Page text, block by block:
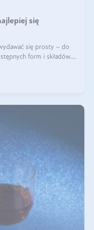
się
się prosty – do
form i składów.